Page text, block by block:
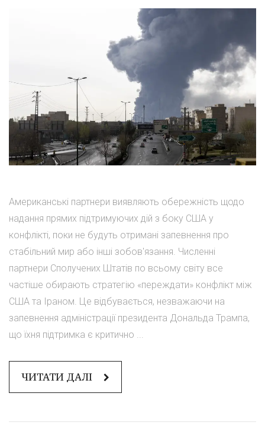
Американські партнери виявляють обережність щодо
надання прямих підтримуючих дій з боку США у
конфлікті, поки не будуть отримані запевнення про
стабільний мир або інші зобов'язання. Численні
партнери Сполучених Штатів по всьому світу все
частіше обирають стратегію «переждати» конфлікт між
США та Іраном. Це відбувається, незважаючи на
запевнення адміністрації президента Дональда Трампа,
що їхня підтримка є критично ...
ЧИТАТИ ДАЛІ